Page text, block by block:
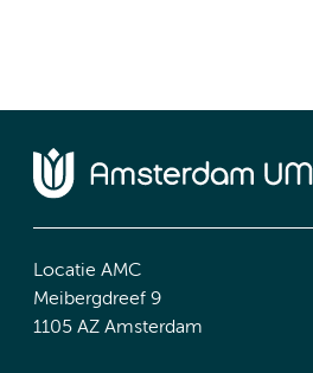
Locatie AMC
Meibergdreef 9
1105 AZ Amsterdam